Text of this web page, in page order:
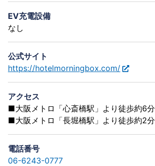
EV充電設備
なし
公式サイト
https://hotelmorningbox.com/
アクセス
■大阪メトロ「心斎橋駅」より徒歩約6分
■大阪メトロ「長堀橋駅」より徒歩約2分
電話番号
06-6243-0777